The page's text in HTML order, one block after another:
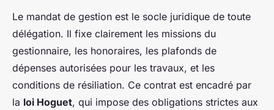
Le mandat de gestion est le socle juridique de toute
délégation. Il fixe clairement les missions du
gestionnaire, les honoraires, les plafonds de
dépenses autorisées pour les travaux, et les
conditions de résiliation. Ce contrat est encadré par
la loi Hoguet, qui impose des obligations strictes aux